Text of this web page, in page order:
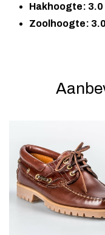
Hakhoogte: 3.0
Zoolhoogte: